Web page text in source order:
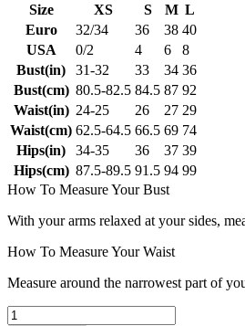
Size XS S M L
Euro
32/34 36 38 40
USA
0/2 4 6
8
Bust(in)
31-32 33 34 36
Bust(cm) 80.5-82.5 84.5 87 92
Waist(in) 24-25 26 27 29
Waist(cm) 62.5-64.5 66.5 69 74
Hips(in)
34-35 36 37 39
Hips(cm) 87.5-89.5 91.5 94 99
How To Measure Your Bust
With your arms relaxed at your sides,
How To Measure Your Waist
Measure around the narrowest part of